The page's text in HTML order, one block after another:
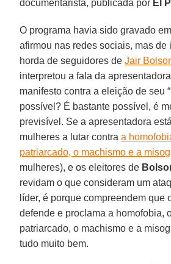
documentarista, publicada por El
O programa havia sido gravado
afirmou nas redes sociais, mas de
horda de seguidores deJair
interpretou a fala da
manifesto contra a eleição de seu
possível? É bastante possível, é
previsível. Se a apresentadora
mulheres a lutar contraa
patriarcado, o machismo e a
mulheres), e os eleitores de
revidam o que consideram um
líder, é porque compreendem que
defende e proclama a homofobia,
patriarcado, o machismo e a
tudo muito bem.